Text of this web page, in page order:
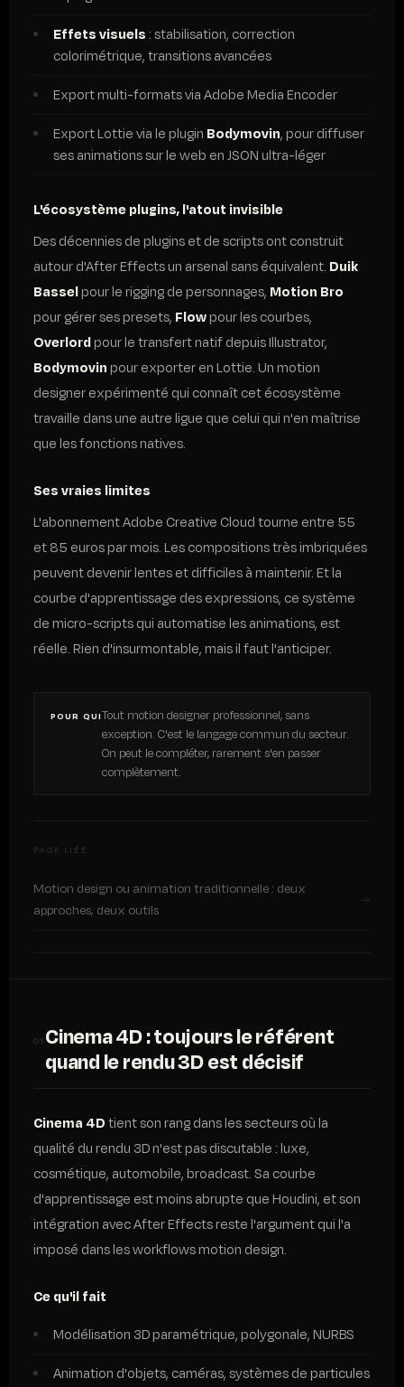
Effets visuels : stabilisation, correction
colorimétrique, transitions avancées
Export multi-formats via Adobe Media Encoder
Export Lottie via le plugin Bodymovin, pour diffuser
ses animations sur le web en JSON ultra-léger
L'écosystème plugins, l'atout invisible
Des décennies de plugins et de scripts ont construit
autour d'After Effects un arsenal sans équivalent. Duik
Basselpour le rigging de personnages, Motion Bro
pour gérer ses presets, Flowpour les courbes,
Overlordpour le transfert natif depuis Illustrator,
Bodymovin pour exporter en Lottie. Un motion
designer expérimenté qui connaît cet écosystème
travaille dans une autre ligue que celui qui n'en maîtrise
que les fonctions natives.
Ses vraies limites
L'abonnement Adobe Creative Cloud tourne entre 55
et 85 euros par mois. Les compositions très imbriquées
peuvent devenir lentes et difficiles à maintenir. Et la
courbe d'apprentissage des expressions, ce système
de micro-scripts qui automatise les animations, est
réelle. Rien d'insurmontable, mais il faut l'anticiper.
POUR QUITout motion designer professionnel, sans
exception. C'est le langage commun du secteur.
On peut le compléter, rarement s'en passer
complètement.
PAGE LIÉE
Motion design ou animation traditionnelle : deux
approches, deux outils
→
03 Cinema 4D : toujours le référent
quand le rendu 3D est décisif
Cinema 4Dtient son rang dans les secteurs où la
qualité du rendu 3D n'est pas discutable : luxe,
cosmétique, automobile, broadcast. Sa courbe
d'apprentissage est moins abrupte que Houdini, et son
intégration avec After Effects reste l'argument qui l'a
imposé dans les workflows motion design.
Ce qu'il fait
Modélisation 3D paramétrique, polygonale, NURBS
Animation d'objets, caméras, systèmes de particules